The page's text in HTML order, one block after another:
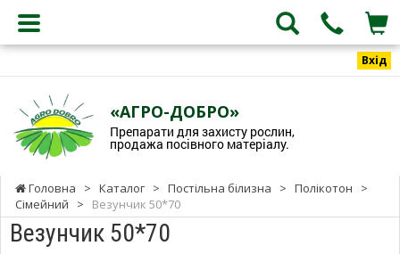
Вхід
«АГРО-ДОБРО»
Препарати для захисту рослин,
продажа посівного матеріалу.
Головна > Каталог > Постільна білизна > Полікотон
>
Сімейний
> Везунчик 50*70
Везунчик 50*70